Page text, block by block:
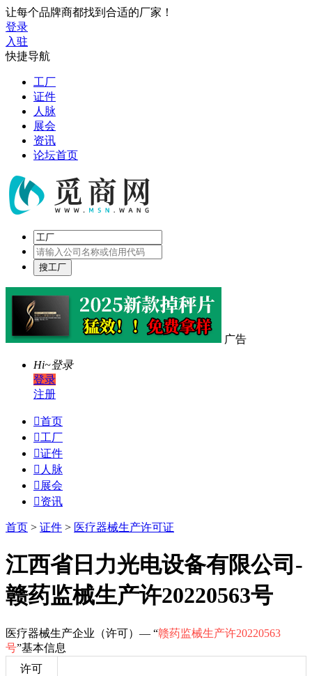
让每个品牌商都找到合适的厂家！
登录
入驻
快捷导航
工厂
证件
人脉
展会
资讯
论坛首页
广告
Hi~登录
登录
注册
首页
工厂
证件
 人脉
 展会
资讯
首页 > 证件 > 医疗器械生产许可证
江西省日力光电设备有限公司-
赣药监械生产许20220563号
医疗器械生产企业（许可）— “赣药监械生产许20220563
号”基本信息
许可